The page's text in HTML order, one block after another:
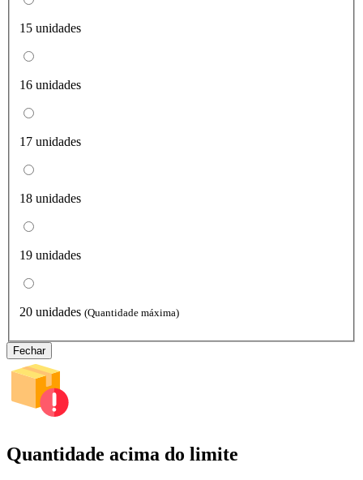
15 unidades
16 unidades
17 unidades
18 unidades
19 unidades
20 unidades (Quantidade máxima)
Fechar
Quantidade acima do limite